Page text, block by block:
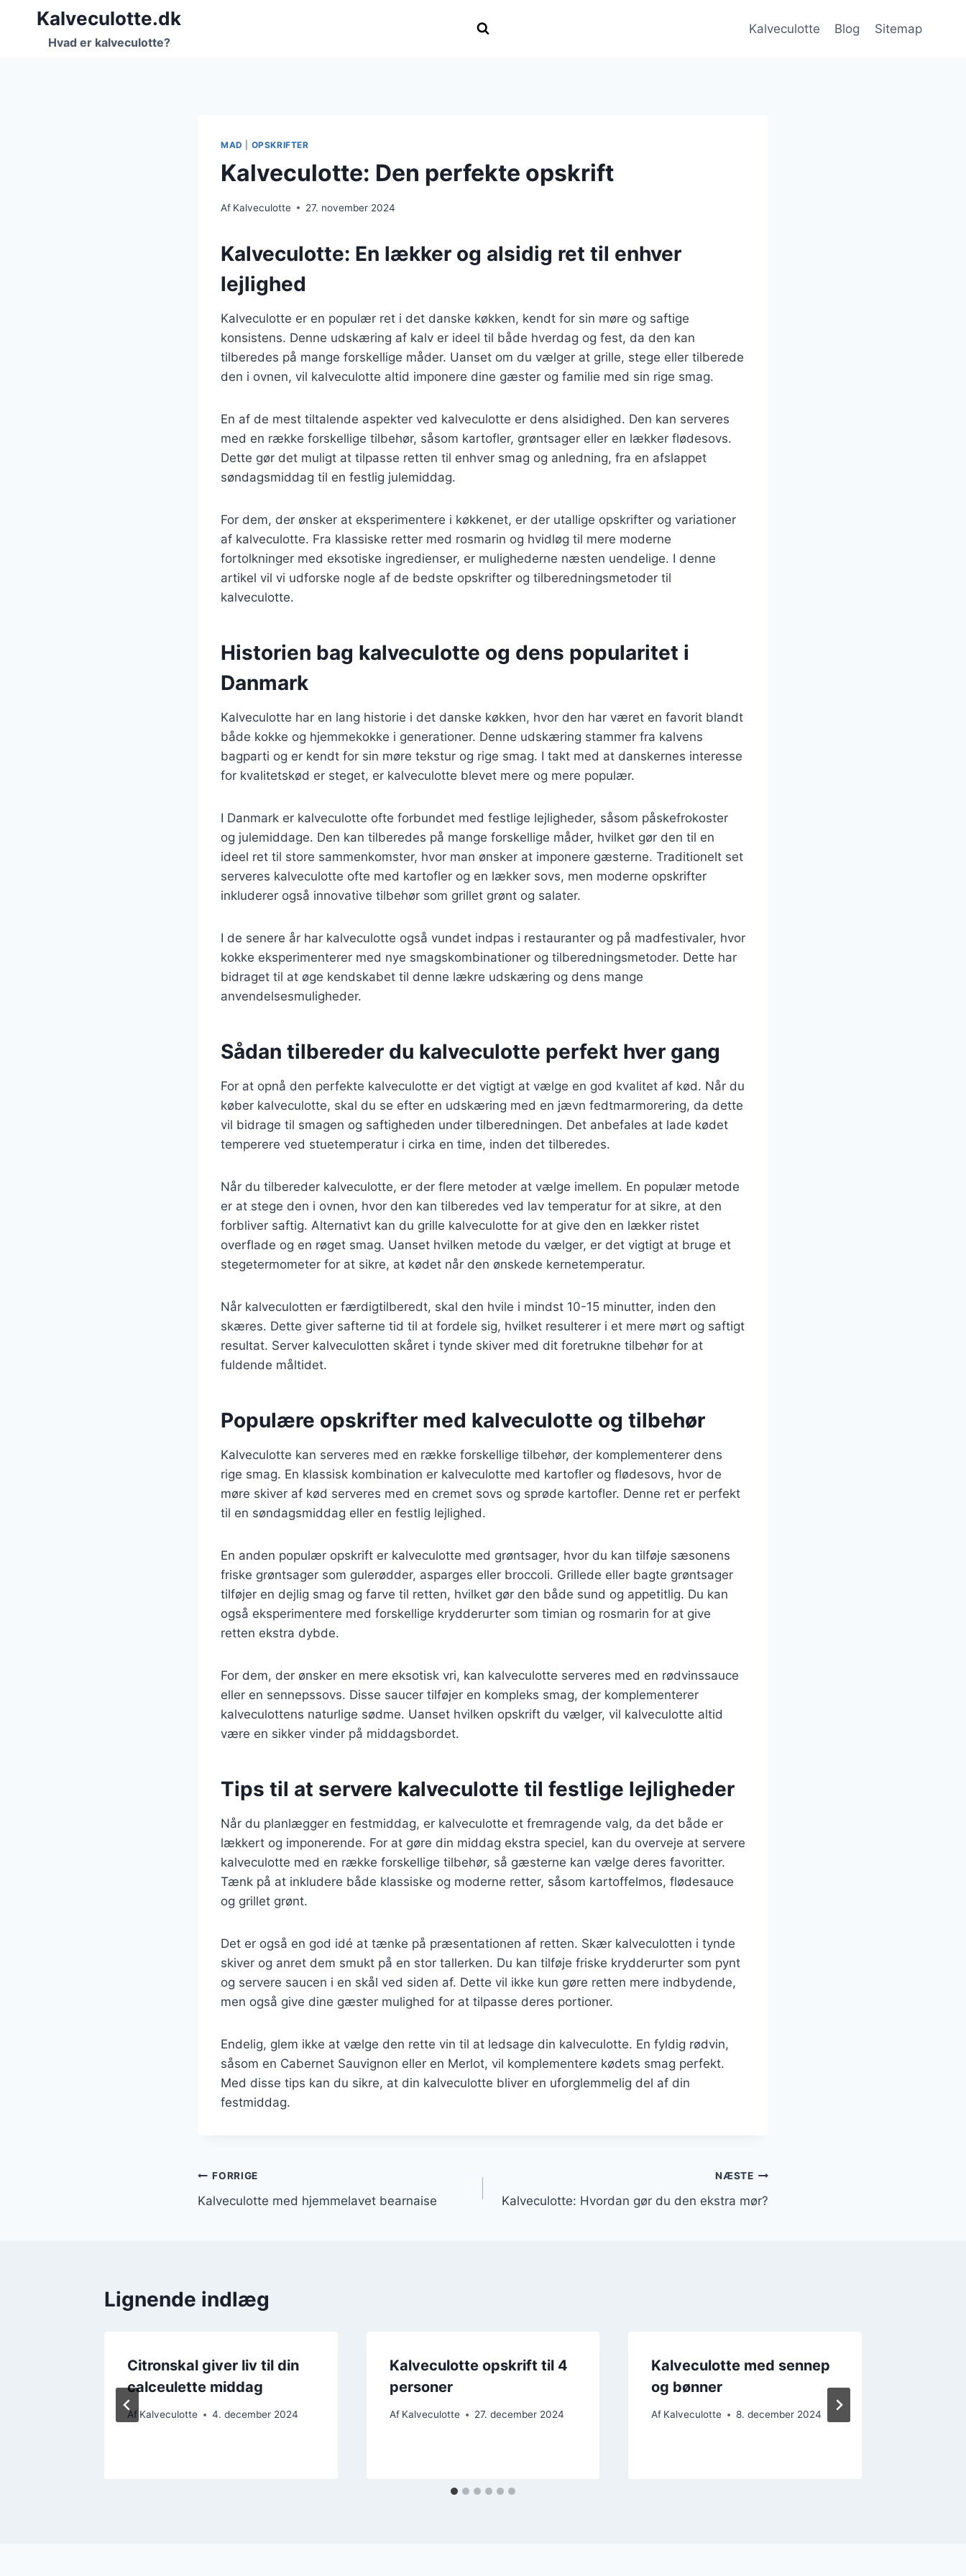
FortsætKalveculotte.dk
Hvad er kalveculotte?
Kalveculotte Blog Sitemap
MAD OPSKRIFTER
Kalveculotte: Den perfekte opskrift
Af Kalveculotte 27. november 2024
Kalveculotte: En lækker og alsidig ret til enhver
lejlighed
Kalveculotte er en populær ret i det danske køkken, kendt for sin møre og saftige
konsistens. Denne udskæring af kalv er ideel til både hverdag og fest, da den kan
tilberedes på mange forskellige måder. Uanset om du vælger at grille, stege eller tilberede
den i ovnen, vil kalveculotte altid imponere dine gæster og familie med sin rige smag.
En af de mest tiltalende aspekter ved kalveculotte er dens alsidighed. Den kan serveres
med en række forskellige tilbehør, såsom kartofler, grøntsager eller en lækker flødesovs.
Dette gør det muligt at tilpasse retten til enhver smag og anledning, fra en afslappet
søndagsmiddag til en festlig julemiddag.
For dem, der ønsker at eksperimentere i køkkenet, er der utallige opskrifter og variationer
af kalveculotte. Fra klassiske retter med rosmarin og hvidløg til mere moderne
fortolkninger med eksotiske ingredienser, er mulighederne næsten uendelige. I denne
artikel vil vi udforske nogle af de bedste opskrifter og tilberedningsmetoder til
kalveculotte.
Historien bag kalveculotte og dens popularitet i
Danmark
Kalveculotte har en lang historie i det danske køkken, hvor den har været en favorit blandt
både kokke og hjemmekokke i generationer. Denne udskæring stammer fra kalvens
bagparti og er kendt for sin møre tekstur og rige smag. I takt med at danskernes interesse
for kvalitetskød er steget, er kalveculotte blevet mere og mere populær.
I Danmark er kalveculotte ofte forbundet med festlige lejligheder, såsom påskefrokoster
og julemiddage. Den kan tilberedes på mange forskellige måder, hvilket gør den til en
ideel ret til store sammenkomster, hvor man ønsker at imponere gæsterne. Traditionelt set
serveres kalveculotte ofte med kartofler og en lækker sovs, men moderne opskrifter
inkluderer også innovative tilbehør som grillet grønt og salater.
I de senere år har kalveculotte også vundet indpas i restauranter og på madfestivaler, hvor
kokke eksperimenterer med nye smagskombinationer og tilberedningsmetoder. Dette har
bidraget til at øge kendskabet til denne lækre udskæring og dens mange
anvendelsesmuligheder.
Sådan tilbereder du kalveculotte perfekt hver gang
For at opnå den perfekte kalveculotte er det vigtigt at vælge en god kvalitet af kød. Når du
køber kalveculotte, skal du se efter en udskæring med en jævn fedtmarmorering, da dette
vil bidrage til smagen og saftigheden under tilberedningen. Det anbefales at lade kødet
temperere ved stuetemperatur i cirka en time, inden det tilberedes.
Når du tilbereder kalveculotte, er der flere metoder at vælge imellem. En populær metode
er at stege den i ovnen, hvor den kan tilberedes ved lav temperatur for at sikre, at den
forbliver saftig. Alternativt kan du grille kalveculotte for at give den en lækker ristet
overflade og en røget smag. Uanset hvilken metode du vælger, er det vigtigt at bruge et
stegetermometer for at sikre, at kødet når den ønskede kernetemperatur.
Når kalveculotten er færdigtilberedt, skal den hvile i mindst 10-15 minutter, inden den
skæres. Dette giver safterne tid til at fordele sig, hvilket resulterer i et mere mørt og saftigt
resultat. Server kalveculotten skåret i tynde skiver med dit foretrukne tilbehør for at
fuldende måltidet.
Populære opskrifter med kalveculotte og tilbehør
Kalveculotte kan serveres med en række forskellige tilbehør, der komplementerer dens
rige smag. En klassisk kombination er kalveculotte med kartofler og flødesovs, hvor de
møre skiver af kød serveres med en cremet sovs og sprøde kartofler. Denne ret er perfekt
til en søndagsmiddag eller en festlig lejlighed.
En anden populær opskrift er kalveculotte med grøntsager, hvor du kan tilføje sæsonens
friske grøntsager som gulerødder, asparges eller broccoli. Grillede eller bagte grøntsager
tilføjer en dejlig smag og farve til retten, hvilket gør den både sund og appetitlig. Du kan
også eksperimentere med forskellige krydderurter som timian og rosmarin for at give
retten ekstra dybde.
For dem, der ønsker en mere eksotisk vri, kan kalveculotte serveres med en rødvinssauce
eller en sennepssovs. Disse saucer tilføjer en kompleks smag, der komplementerer
kalveculottens naturlige sødme. Uanset hvilken opskrift du vælger, vil kalveculotte altid
være en sikker vinder på middagsbordet.
Tips til at servere kalveculotte til festlige lejligheder
Når du planlægger en festmiddag, er kalveculotte et fremragende valg, da det både er
lækkert og imponerende. For at gøre din middag ekstra speciel, kan du overveje at servere
kalveculotte med en række forskellige tilbehør, så gæsterne kan vælge deres favoritter.
Tænk på at inkludere både klassiske og moderne retter, såsom kartoffelmos, flødesauce
og grillet grønt.
Det er også en god idé at tænke på præsentationen af retten. Skær kalveculotten i tynde
skiver og anret dem smukt på en stor tallerken. Du kan tilføje friske krydderurter som pynt
og servere saucen i en skål ved siden af. Dette vil ikke kun gøre retten mere indbydende,
men også give dine gæster mulighed for at tilpasse deres portioner.
Endelig, glem ikke at vælge den rette vin til at ledsage din kalveculotte. En fyldig rødvin,
såsom en Cabernet Sauvignon eller en Merlot, vil komplementere kødets smag perfekt.
Med disse tips kan du sikre, at din kalveculotte bliver en uforglemmelig del af din
festmiddag.
Indlægsnavigation
FORRIGE
Kalveculotte med hjemmelavet bearnaise
NÆSTE
Kalveculotte: Hvordan gør du den ekstra mør?
Lignende indlæg
Citronskal giver liv til din
calceulette middag
Af Kalveculotte 4. december 2024
Kalveculotte opskrift til 4
personer
Af Kalveculotte 27. december 2024
Kalveculotte med sennep
og bønner
Af Kalveculotte 8. december 2024